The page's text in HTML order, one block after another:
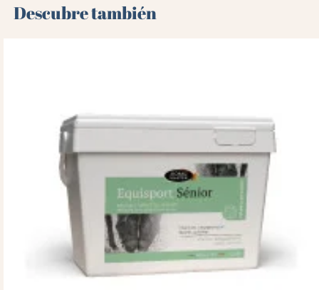
Descubre también 🌻